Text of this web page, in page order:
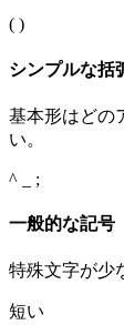
( )
シンプルな括
基本形はどの
い。
^ _ ;
一般的な記号
特殊文字が少
短い